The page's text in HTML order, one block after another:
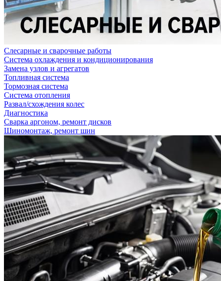
Слесарные и сварочные работы
Система охлаждения и кондиционирования
Замена узлов и агрегатов
Топливная система
Тормозная система
Система отопления
Развал/схождения колес
Диагностика
Сварка аргоном, ремонт дисков
Шиномонтаж, ремонт шин